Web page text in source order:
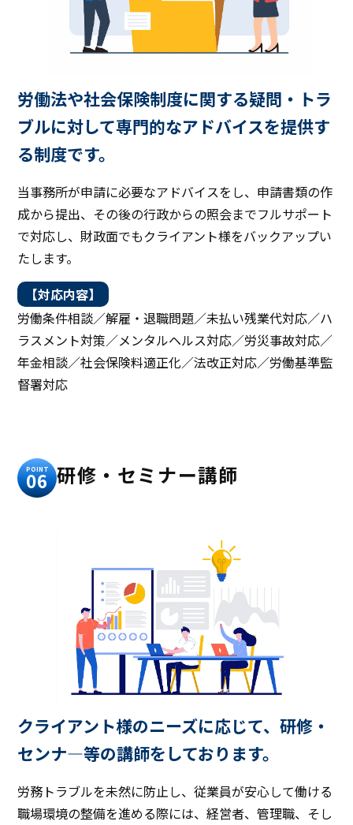
労働法や社会保険制度に関する疑問・トラ
ブルに対して専門的なアドバイスを提供す
る制度です。
当事務所が申請に必要なアドバイスをし、申請書類の作
成から提出、その後の行政からの照会までフルサポート
で対応し、財政面でもクライアント様をバックアップい
たします。
【対応内容】
労働条件相談／解雇・退職問題／未払い残業代対応／ハ
ラスメント対策／メンタルヘルス対応／労災事故対応／
年金相談／社会保険料適正化／法改正対応／労働基準監
督署対応
POINT
06 研修・セミナー講師
クライアント様のニーズに応じて、研修・
センナ―等の講師をしております。
労務トラブルを未然に防止し、従業員が安心して働ける
職場環境の整備を進める際には、経営者、管理職、そし